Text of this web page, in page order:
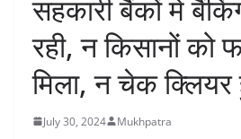
सहकारी बैंकों में
रही, न किसानों
मिला, न चेक क्लियर
July 30, 2024 Mukhpatra